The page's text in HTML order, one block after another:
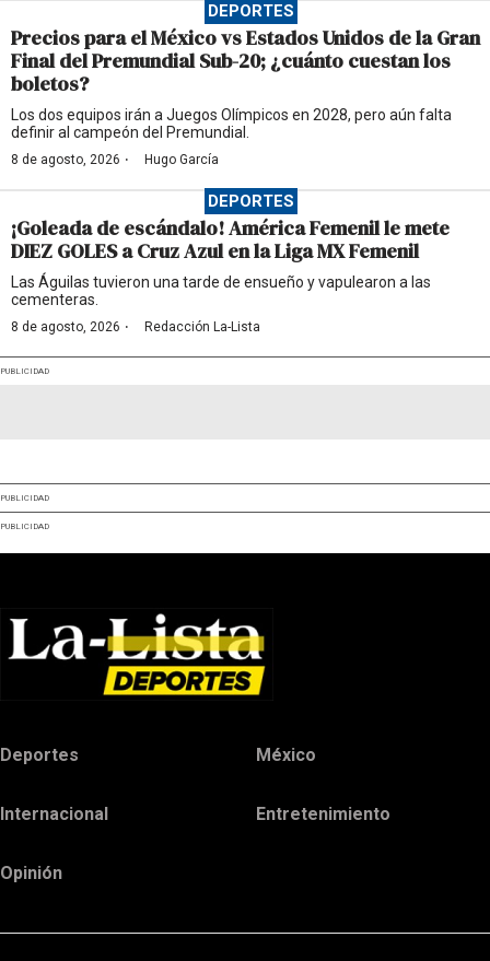
DEPORTES
Precios para el México vs Estados Unidos de la Gran
Final del Premundial Sub-20; ¿cuánto cuestan los
boletos?
Los dos equipos irán a Juegos Olímpicos en 2028, pero aún falta
definir al campeón del Premundial.
8 de agosto, 2026 · Hugo García
DEPORTES
¡Goleada de escándalo! América Femenil le mete
DIEZ GOLES a Cruz Azul en la Liga MX Femenil
Las Águilas tuvieron una tarde de ensueño y vapulearon a las
cementeras.
8 de agosto, 2026 · Redacción La-Lista
PUBLICIDAD
PUBLICIDAD
PUBLICIDAD
Deportes México
Internacional Entretenimiento
Opinión